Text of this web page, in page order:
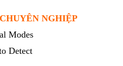
NGHIỆP
Modes
Detect